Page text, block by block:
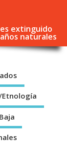
extinguido
naturales